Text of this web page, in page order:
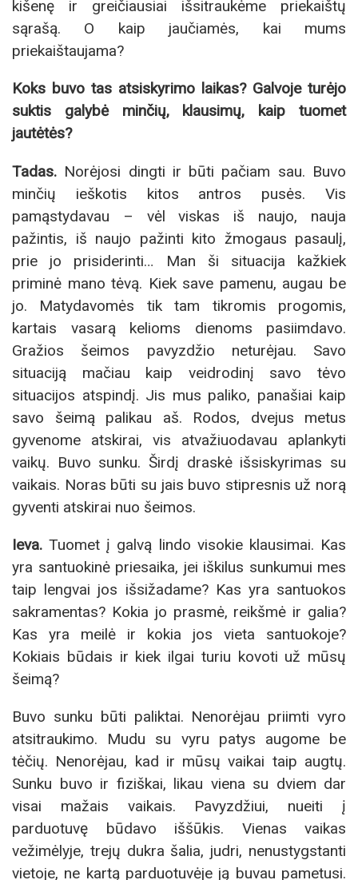
kišenę ir greičiausiai išsitraukėme priekaištų
sąrašą. O kaip jaučiamės, kai mums
priekaištaujama?
Koks buvo tas atsiskyrimo laikas? Galvoje turėjo
suktis galybė minčių, klausimų, kaip tuomet
jautėtės?
Tadas. Norėjosi dingti ir būti pačiam sau. Buvo
minčių ieškotis kitos antros pusės. Vis
pamąstydavau – vėl viskas iš naujo, nauja
pažintis, iš naujo pažinti kito žmogaus pasaulį,
prie jo prisiderinti… Man ši situacija kažkiek
priminė mano tėvą. Kiek save pamenu, augau be
jo. Matydavomės tik tam tikromis progomis,
kartais vasarą kelioms dienoms pasiimdavo.
Gražios šeimos pavyzdžio neturėjau. Savo
situaciją mačiau kaip veidrodinį savo tėvo
situacijos atspindį. Jis mus paliko, panašiai kaip
savo šeimą palikau aš. Rodos, dvejus metus
gyvenome atskirai, vis atvažiuodavau aplankyti
vaikų. Buvo sunku. Širdį draskė išsiskyrimas su
vaikais. Noras būti su jais buvo stipresnis už norą
gyventi atskirai nuo šeimos.
Ieva. Tuomet į galvą lindo visokie klausimai. Kas
yra santuokinė priesaika, jei iškilus sunkumui mes
taip lengvai jos išsižadame? Kas yra santuokos
sakramentas? Kokia jo prasmė, reikšmė ir galia?
Kas yra meilė ir kokia jos vieta santuokoje?
Kokiais būdais ir kiek ilgai turiu kovoti už mūsų
šeimą?
Buvo sunku būti paliktai. Nenorėjau priimti vyro
atsitraukimo. Mudu su vyru patys augome be
tėčių. Nenorėjau, kad ir mūsų vaikai taip augtų.
Sunku buvo ir fiziškai, likau viena su dviem dar
visai mažais vaikais. Pavyzdžiui, nueiti į
parduotuvę būdavo iššūkis. Vienas vaikas
vežimėlyje, trejų dukra šalia, judri, nenustygstanti
vietoje, ne kartą parduotuvėje ją buvau pametusi.